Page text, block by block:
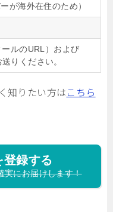
が海外在住のため）
ルのURL）および
りください。
知りたい方はこちら
登録する
実にお届けします！